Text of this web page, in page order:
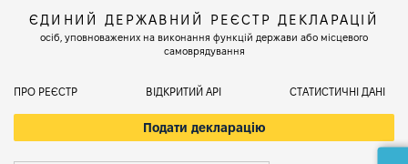
ЄДИНИЙ ДЕРЖАВНИЙ РЕЄСТР ДЕКЛАРАЦІЙ
осіб, уповноважених на виконання функцій держави або місцевого
самоврядування
ПРО РЕЄСТР ВІДКРИТИЙ АРІ СТАТИСТИЧНІ ДАНІ
Подати декларацію